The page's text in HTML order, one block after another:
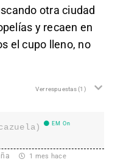
otra ciudad
y recaen en
el cupo lleno, no
Ver respuestas(1)
EM On
1 mes hace